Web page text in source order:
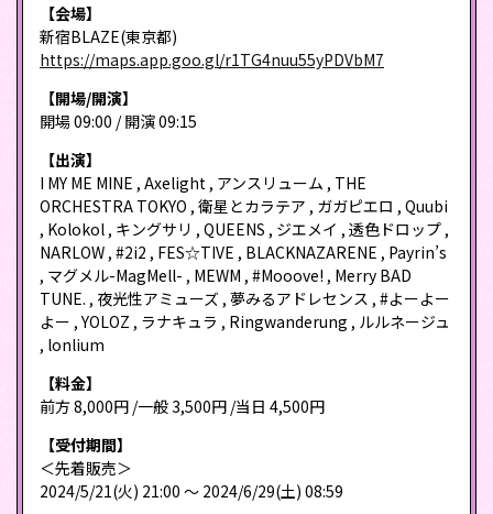
【会場】
新宿BLAZE(東京都)
https://maps.app.goo.gl/r1TG4nuu55yPDVbM7
【開場/開演】
開場 09:00 / 開演 09:15
【出演】
I MY ME MINE , Axelight , アンスリューム , THE
ORCHESTRA TOKYO , 衛星とカラテア , ガガピエロ , Quubi
, Kolokol , キングサリ , QUEENS , ジエメイ , 透色ドロップ ,
NARLOW , #2i2 , FES☆TIVE , BLACKNAZARENE , Payrin’s
, マグメル-MagMell- , MEWM , #Mooove! , Merry BAD
TUNE. , 夜光性アミューズ , 夢みるアドレセンス , #よーよー
よー , YOLOZ , ラナキュラ , Ringwanderung , ルルネージュ
, lonlium
【料金】
前方 8,000円 /一般 3,500円 /当日 4,500円
【受付期間】
＜先着販売＞
2024/5/21(火) 21:00 〜 2024/6/29(土) 08:59